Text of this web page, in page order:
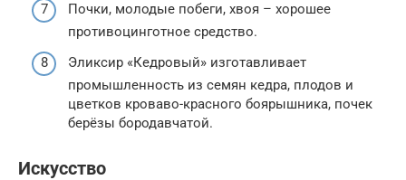
Почки, молодые побеги, хвоя – хорошее
противоцинготное средство.
Эликсир «Кедровый» изготавливает
промышленность из семян кедра, плодов и
цветков кроваво-красного боярышника, почек
берёзы бородавчатой.
Искусство